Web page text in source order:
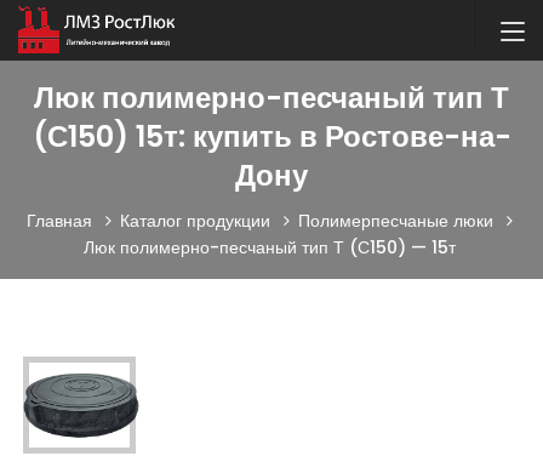
Люк полимерно-песчаный тип Т
(С150) 15т: купить в Ростове-на-
Дону
Главная Каталог продукции
Полимерпесчаные люки
Люк полимерно-песчаный тип Т (С150) — 15т